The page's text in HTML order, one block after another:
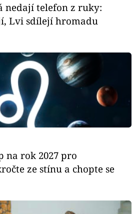
nedají telefon z ruky:
Lvi sdílejí hromadu
na rok 2027 pro
ze stínu a chopte se